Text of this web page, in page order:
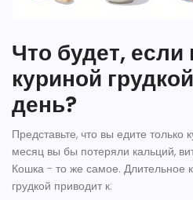
Что будет, если
куриной
день?
Представьте, что вы едите
месяц вы бы потеряли кальций,
Кошка - то же самое. Длительное
грудкой приводит к: